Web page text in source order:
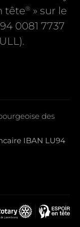
tête® » sur le
0081 7737
des
IBAN LU94